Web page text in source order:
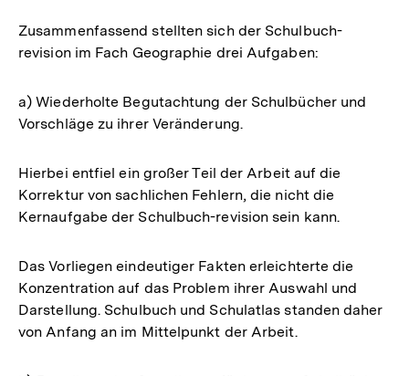
Zusammenfassend stellten sich der Schulbuch-
revision im Fach Geographie drei Aufgaben:
a) Wiederholte Begutachtung der Schulbücher und
Vorschläge zu ihrer Veränderung.
Hierbei entfiel ein großer Teil der Arbeit auf die
Korrektur von sachlichen Fehlern, die nicht die
Kernaufgabe der Schulbuch-revision sein kann.
Das Vorliegen eindeutiger Fakten erleichterte die
Konzentration auf das Problem ihrer Auswahl und
Darstellung. Schulbuch und Schulatlas standen daher
von Anfang an im Mittelpunkt der Arbeit.